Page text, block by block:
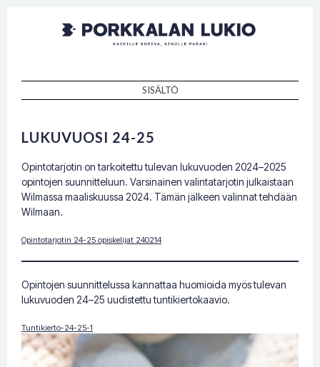
Porkkalan
lukio
Kaikille sopiva, sinulle paras!
SISÄLTÖ
LUKUVUOSI 24-25
Opintotarjotin on tarkoitettu tulevan lukuvuoden 2024–2025
opintojen suunnitteluun. Varsinainen valintatarjotin julkaistaan
Wilmassa maaliskuussa 2024. Tämän jälkeen valinnat tehdään
Wilmaan.
Opintotarjotin 24-25 opiskelijat 240214
Opintojen suunnittelussa kannattaa huomioida myös tulevan
lukuvuoden 24–25 uudistettu tuntikiertokaavio.
Tuntikierto-24-25-1